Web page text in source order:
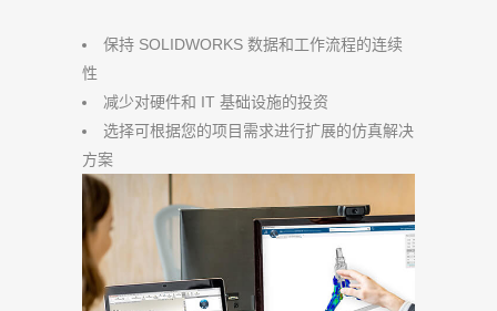
保持 SOLIDWORKS 数据和工作流程的连续
性
减少对硬件和 IT 基础设施的投资
选择可根据您的项目需求进行扩展的仿真解决
方案